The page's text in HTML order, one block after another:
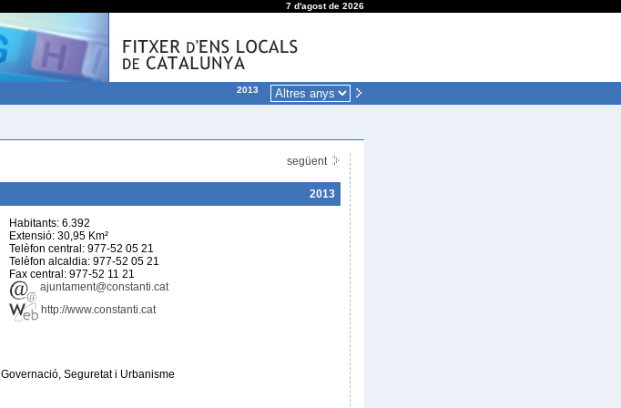
7 d'agost de 2026
2013
següent
2013
Habitants: 6.392
Extensió: 30,95 Km²
Telèfon central: 977-52 05 21
Telèfon alcaldia: 977-52 05 21
Fax central: 977-52 11 21
ajuntament@constanti.cat
http://www.constanti.cat
Governació, Seguretat i Urbanisme